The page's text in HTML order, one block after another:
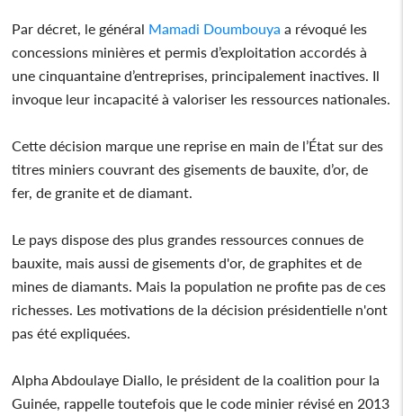
Par décret, le général Mamadi Doumbouya a révoqué les
concessions minières et permis d’exploitation accordés à
une cinquantaine d’entreprises, principalement inactives. Il
invoque leur incapacité à valoriser les ressources nationales.
Cette décision marque une reprise en main de l’État sur des
titres miniers couvrant des gisements de bauxite, d’or, de
fer, de granite et de diamant.
Le pays dispose des plus grandes ressources connues de
bauxite, mais aussi de gisements d'or, de graphites et de
mines de diamants. Mais la population ne profite pas de ces
richesses. Les motivations de la décision présidentielle n'ont
pas été expliquées.
Alpha Abdoulaye Diallo, le président de la coalition pour la
Guinée, rappelle toutefois que le code minier révisé en 2013